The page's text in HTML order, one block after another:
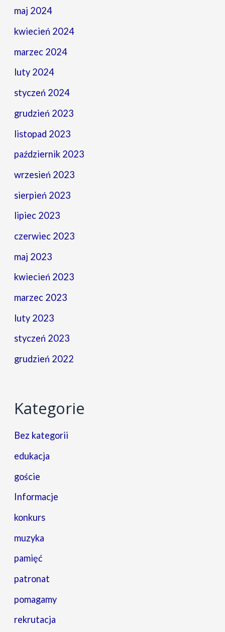
maj 2024
kwiecień 2024
marzec 2024
luty 2024
styczeń 2024
grudzień 2023
listopad 2023
październik 2023
wrzesień 2023
sierpień 2023
lipiec 2023
czerwiec 2023
maj 2023
kwiecień 2023
marzec 2023
luty 2023
styczeń 2023
grudzień 2022
Kategorie
Bez kategorii
edukacja
goście
Informacje
konkurs
muzyka
pamięć
patronat
pomagamy
rekrutacja